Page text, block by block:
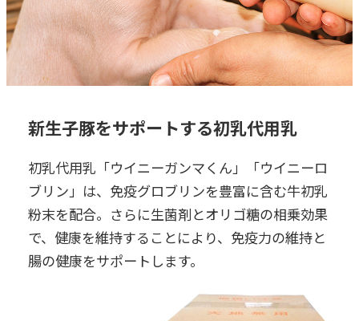
豚用代用乳製品の特徴
新生子豚をサポートする初乳代用乳
初乳代用乳「ウイニーガンマくん」「ウイニーロ
ブリン」は、免疫グロブリンを豊富に含む牛初乳
粉末を配合。さらに生菌剤とオリゴ糖の相乗効果
で、健康を維持することにより、免疫力の維持と
腸の健康をサポートします。